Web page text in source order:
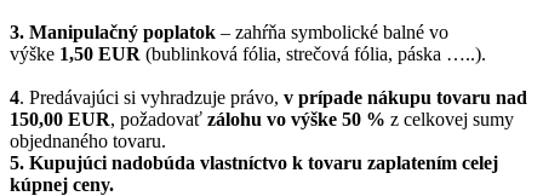
3. Manipulačný poplatok – zahŕňa symbolické balné vo
výške 1,50 EUR (bublinková fólia, strečová fólia, páska …..).
4. Predávajúci si vyhradzuje právo, v prípade nákupu tovaru nad
150,00 EUR, požadovať zálohu vo výške 50 % z celkovej sumy
objednaného tovaru.
5. Kupujúci nadobúda vlastníctvo k tovaru zaplatením celej
kúpnej ceny.